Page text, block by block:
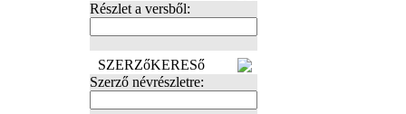
Részlet a versből:
SZERZőKERESő
Szerző névrészletre: